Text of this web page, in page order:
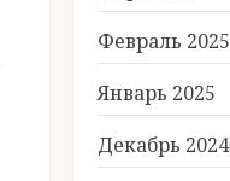
Февраль 2025
Январь 2025
Декабрь 2024